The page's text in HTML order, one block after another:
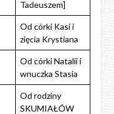
Tadeuszem]
Od córki Kasi i
zięcia Krystiana
Od córki Natalii i
wnuczka Stasia
Od rodziny
SKUMIAŁÓW